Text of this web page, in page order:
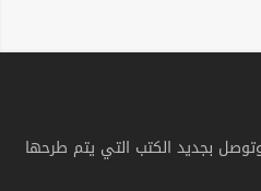
وتوصل بجديد الكتب التي يتم طرحها